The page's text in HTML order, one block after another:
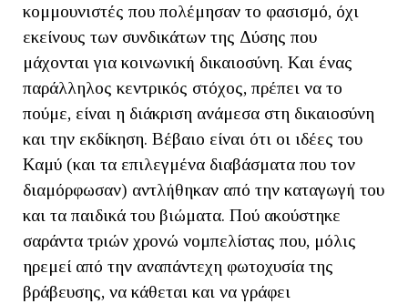
κομμουνιστές που πολέμησαν το φασισμό, όχι
εκείνους των συνδικάτων της Δύσης που
μάχονται για κοινωνική δικαιοσύνη. Και ένας
παράλληλος κεντρικός στόχος, πρέπει να το
πούμε, είναι η διάκριση ανάμεσα στη δικαιοσύνη
και την εκδίκηση. Βέβαιο είναι ότι οι ιδέες του
Καμύ (και τα επιλεγμένα διαβάσματα που τον
διαμόρφωσαν) αντλήθηκαν από την καταγωγή του
και τα παιδικά του βιώματα. Πού ακούστηκε
σαράντα τριών χρονώ νομπελίστας που, μόλις
ηρεμεί από την αναπάντεχη φωτοχυσία της
βράβευσης, να κάθεται και να γράφει